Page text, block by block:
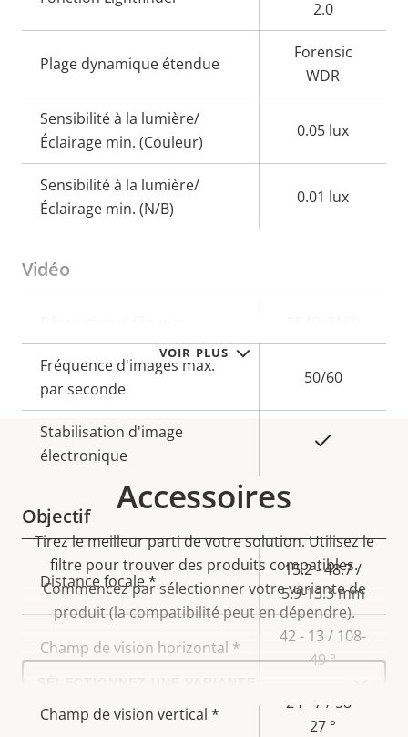
VOIR PLUS
2.0
Plage dynamique étendue
Forensic
WDR
Sensibilité à la lumière/
Éclairage min. (Couleur)
0.05 lux
Sensibilité à la lumière/
Éclairage min. (N/B)
0.01 lux
Vidéo
de la
propriété
la
propriété
Fréquence d'images max.
par seconde
50/60
Stabilisation d'image
électronique
Objectif
Description
de la
propriété
Valeur de
la
propriété
Distance focale *
15.2 - 48.7 /
5.9-13.3 mm
Champ de vision horizontal *
42 - 13 / 108-
49 °
Champ de vision vertical *
24 - 7 / 58 -
27 °
Accessoires
Tirez le meilleur parti de votre solution. Utilisez le
filtre pour trouver des produits compatibles.
Commencez par sélectionner votre variante de
produit (la compatibilité peut en dépendre).
Select
variant: